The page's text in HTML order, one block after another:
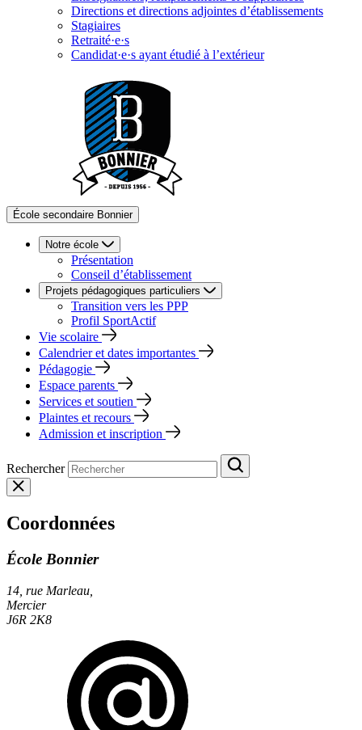
Directions et directions adjointes d’établissements
Stagiaires
Retraité·e·s
Candidat·e·s ayant étudié à l’extérieur
École secondaire Bonnier
Notre école
Présentation
Conseil d’établissement
Projets pédagogiques particuliers
Transition vers les PPP
Profil SportActif
Vie scolaire
Calendrier et dates importantes
Pédagogie
Espace parents
Services et soutien
Plaintes et recours
Admission et inscription
Rechercher
Coordonnées
École Bonnier
14, rue Marleau,
Mercier
J6R 2K8